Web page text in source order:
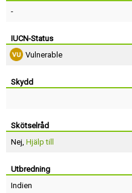
-
IUCN-Status
Vulnerable
Skydd
Skötselråd
Nej, Hjälp till
Utbredning
Indien